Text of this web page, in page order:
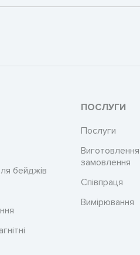
бейджів
ПОСЛУГИ
Послуги
Виготовлення
замовлення
Співпраця
Вимірювання